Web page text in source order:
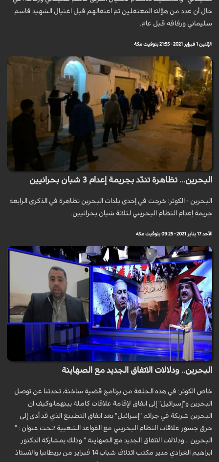
حال أن عدد من هؤلاء المعتقلين تم اعتقالهم قبل اغتيال الشهيد قاسم
سليماني ورفاقه قبل عام.
الإثنين 1 فبراير 2021 - 21:55 بتوقيت مكة
البحرين... تظاهرة تندّد بجريمة إعدام 3 شبان بحرانيين
البحرين - الكوثر: خرجت في إحدى بلدات البحرين تظاهرة في الذكرى الرابعة
جريمة إعدام النظام البحريني لثلاثة شبان بحرانيين.
الأحد 17 يناير 2021 - 09:25 بتوقيت مكة
البحرين.. ودلالات الاتفاق الجديد مع الصهاينة
خاص الكوثر: في هذه الحلقة من برنامج قضية ساخنة، تحدثنا عن توصل
البحرين و"إسرائيل" إلى اتفاق لإقامة علاقات كاملة بينهما،وكيف ان
البحرين شريكة في جرائم "إسرائيل" بعد اتفاق التطبيع الذي قد أدى إلى
حرق جسور علاقات النظام البحريني مع القواعد الشعبية ؛تحت عنوان : "
البحرين .. ودلالات الاتفاق الجديد مع الصهاينة " وذلك بمشاركة الدكتور
ابراهيم العرادي مدير مكتب ائتلاف شباب 14 فبراير من بريطانيا والاستاذ